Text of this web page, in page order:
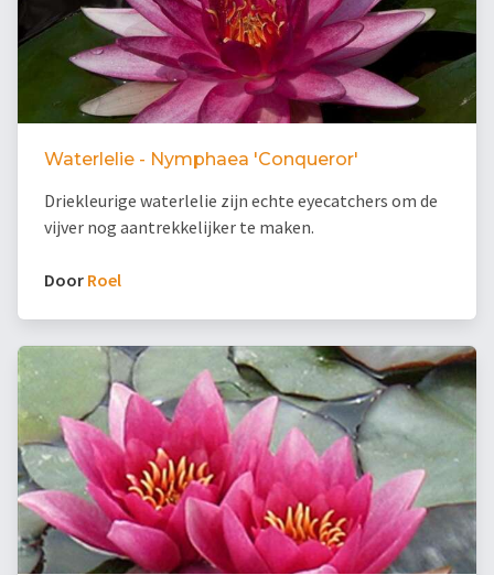
Waterlelie - Nymphaea 'Conqueror'
Driekleurige waterlelie zijn echte eyecatchers om de
vijver nog aantrekkelijker te maken.
Door Roel